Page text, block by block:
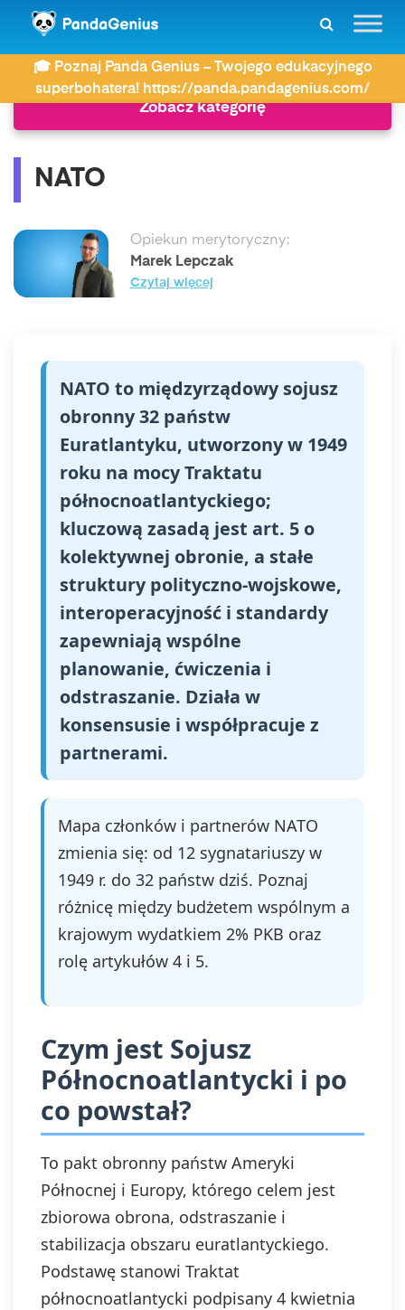
🎓 Poznaj Panda Genius – Twojego edukacyjnego
superbohatera! https://panda.pandagenius.com/
ZDAY Słownik NATO
Zobacz kategorię
NATO
Opiekun merytoryczny:
Marek Lepczak
Czytaj więcej
NATO to międzyrządowy sojusz
obronny 32 państw
Euratlantyku, utworzony w 1949
roku na mocy Traktatu
północnoatlantyckiego;
kluczową zasadą jest art. 5 o
kolektywnej obronie, a stałe
struktury polityczno-wojskowe,
interoperacyjność i standardy
zapewniają wspólne
planowanie, ćwiczenia i
odstraszanie. Działa w
konsensusie i współpracuje z
partnerami.
Mapa członków i partnerów NATO
zmienia się: od 12 sygnatariuszy w
1949 r. do 32 państw dziś. Poznaj
różnicę między budżetem wspólnym a
krajowym wydatkiem 2% PKB oraz
rolę artykułów 4 i 5.
Czym jest Sojusz
Północnoatlantycki i po
co powstał?
To pakt obronny państw Ameryki
Północnej i Europy, którego celem jest
zbiorowa obrona, odstraszanie i
stabilizacja obszaru euratlantyckiego.
Podstawę stanowi Traktat
północnoatlantycki podpisany 4 kwietnia